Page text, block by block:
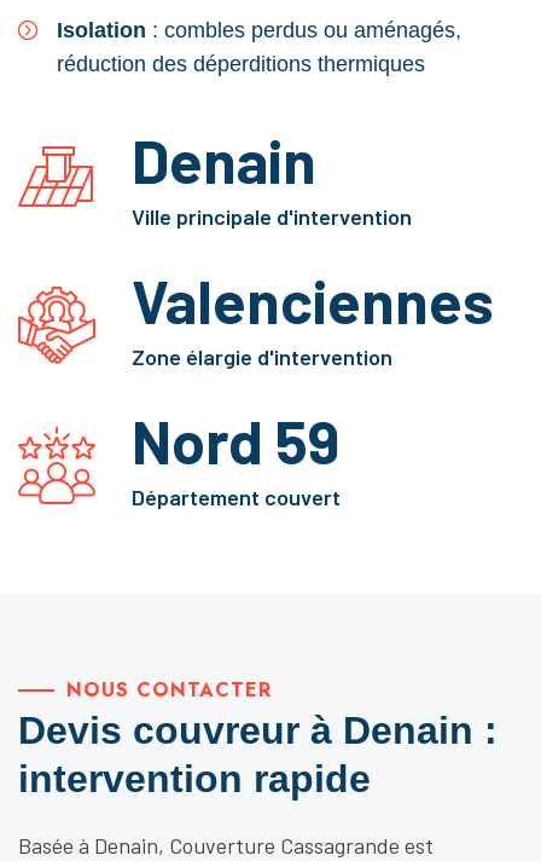
Isolation : combles perdus ou aménagés,
réduction des déperditions thermiques
Denain
Ville principale d'intervention
Valenciennes
Zone élargie d'intervention
Nord 59
Département couvert
NOUS CONTACTER
Devis couvreur à Denain :
intervention rapide
Basée à Denain, Couverture Cassagrande est